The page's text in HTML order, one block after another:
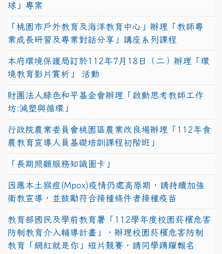
球」專案
「桃園市戶外教育及海洋教育中心」辦理「教師專
業成長研習及專業對話分享」講座系列課程
本府環境保護局訂於112年7月18日（二）辦理「環
境教育影片賞析」 活動
財團法人綠色和平基金會辦理「啟動思考教師工作
坊:減塑與循環」
行政院農業委員會桃園區農業改良場辦理「112年食
農教育宣導人員基礎培訓課程初階班」
「長期照顧服務知識圖卡」
因應本土猴痘(Mpox)疫情仍處高原期，請持續加強
衛教宣導，並鼓勵符合接種條件者接種疫苗
教育部國民及學前教育署「112學年度校園菸檳危害
防制教育介入輔導計畫」，辦理校園菸檳危害防制
教育「網紅就是你」短片競賽，請同學踴躍報名